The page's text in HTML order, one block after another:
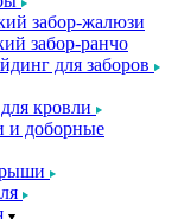
забор-жалюзи
забор-ранчо
для заборов
кровли
и доборные